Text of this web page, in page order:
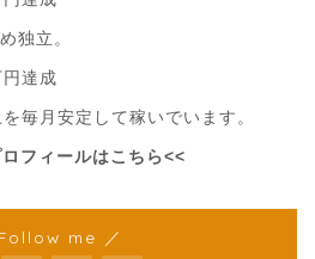
独立。
達成
毎月安定して稼いでいます。
フィールはこちら<<
me ／